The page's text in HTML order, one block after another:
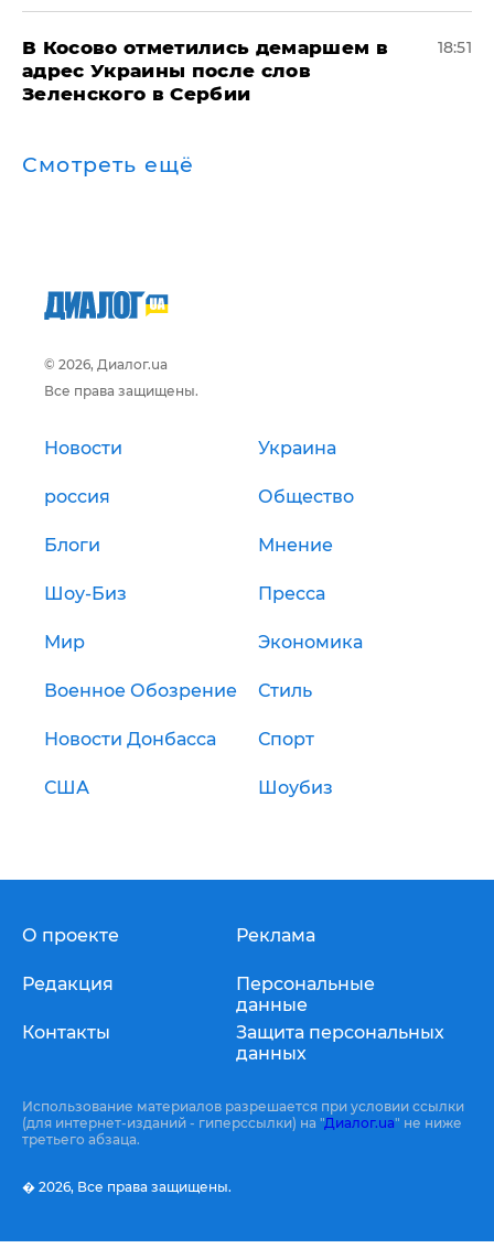
В Косово отметились демаршем в
адрес Украины после слов
Зеленского в Сербии
18:51
Смотреть ещё
© 2026, Диалог.ua
Все права защищены.
Новости Украина
россия Общество
Блоги Мнение
Шоу-Биз Пресса
Мир Экономика
Военное Обозрение Стиль
Новости Донбасса Спорт
США Шоубиз
О проекте
Редакция
Контакты
Реклама
Персональные
данные
Защита персональных
данных
Использование материалов разрешается при условии ссылки
(для интернет-изданий - гиперссылки) на "Диалог.ua" не ниже
третьего абзаца.
� 2026, Все права защищены.